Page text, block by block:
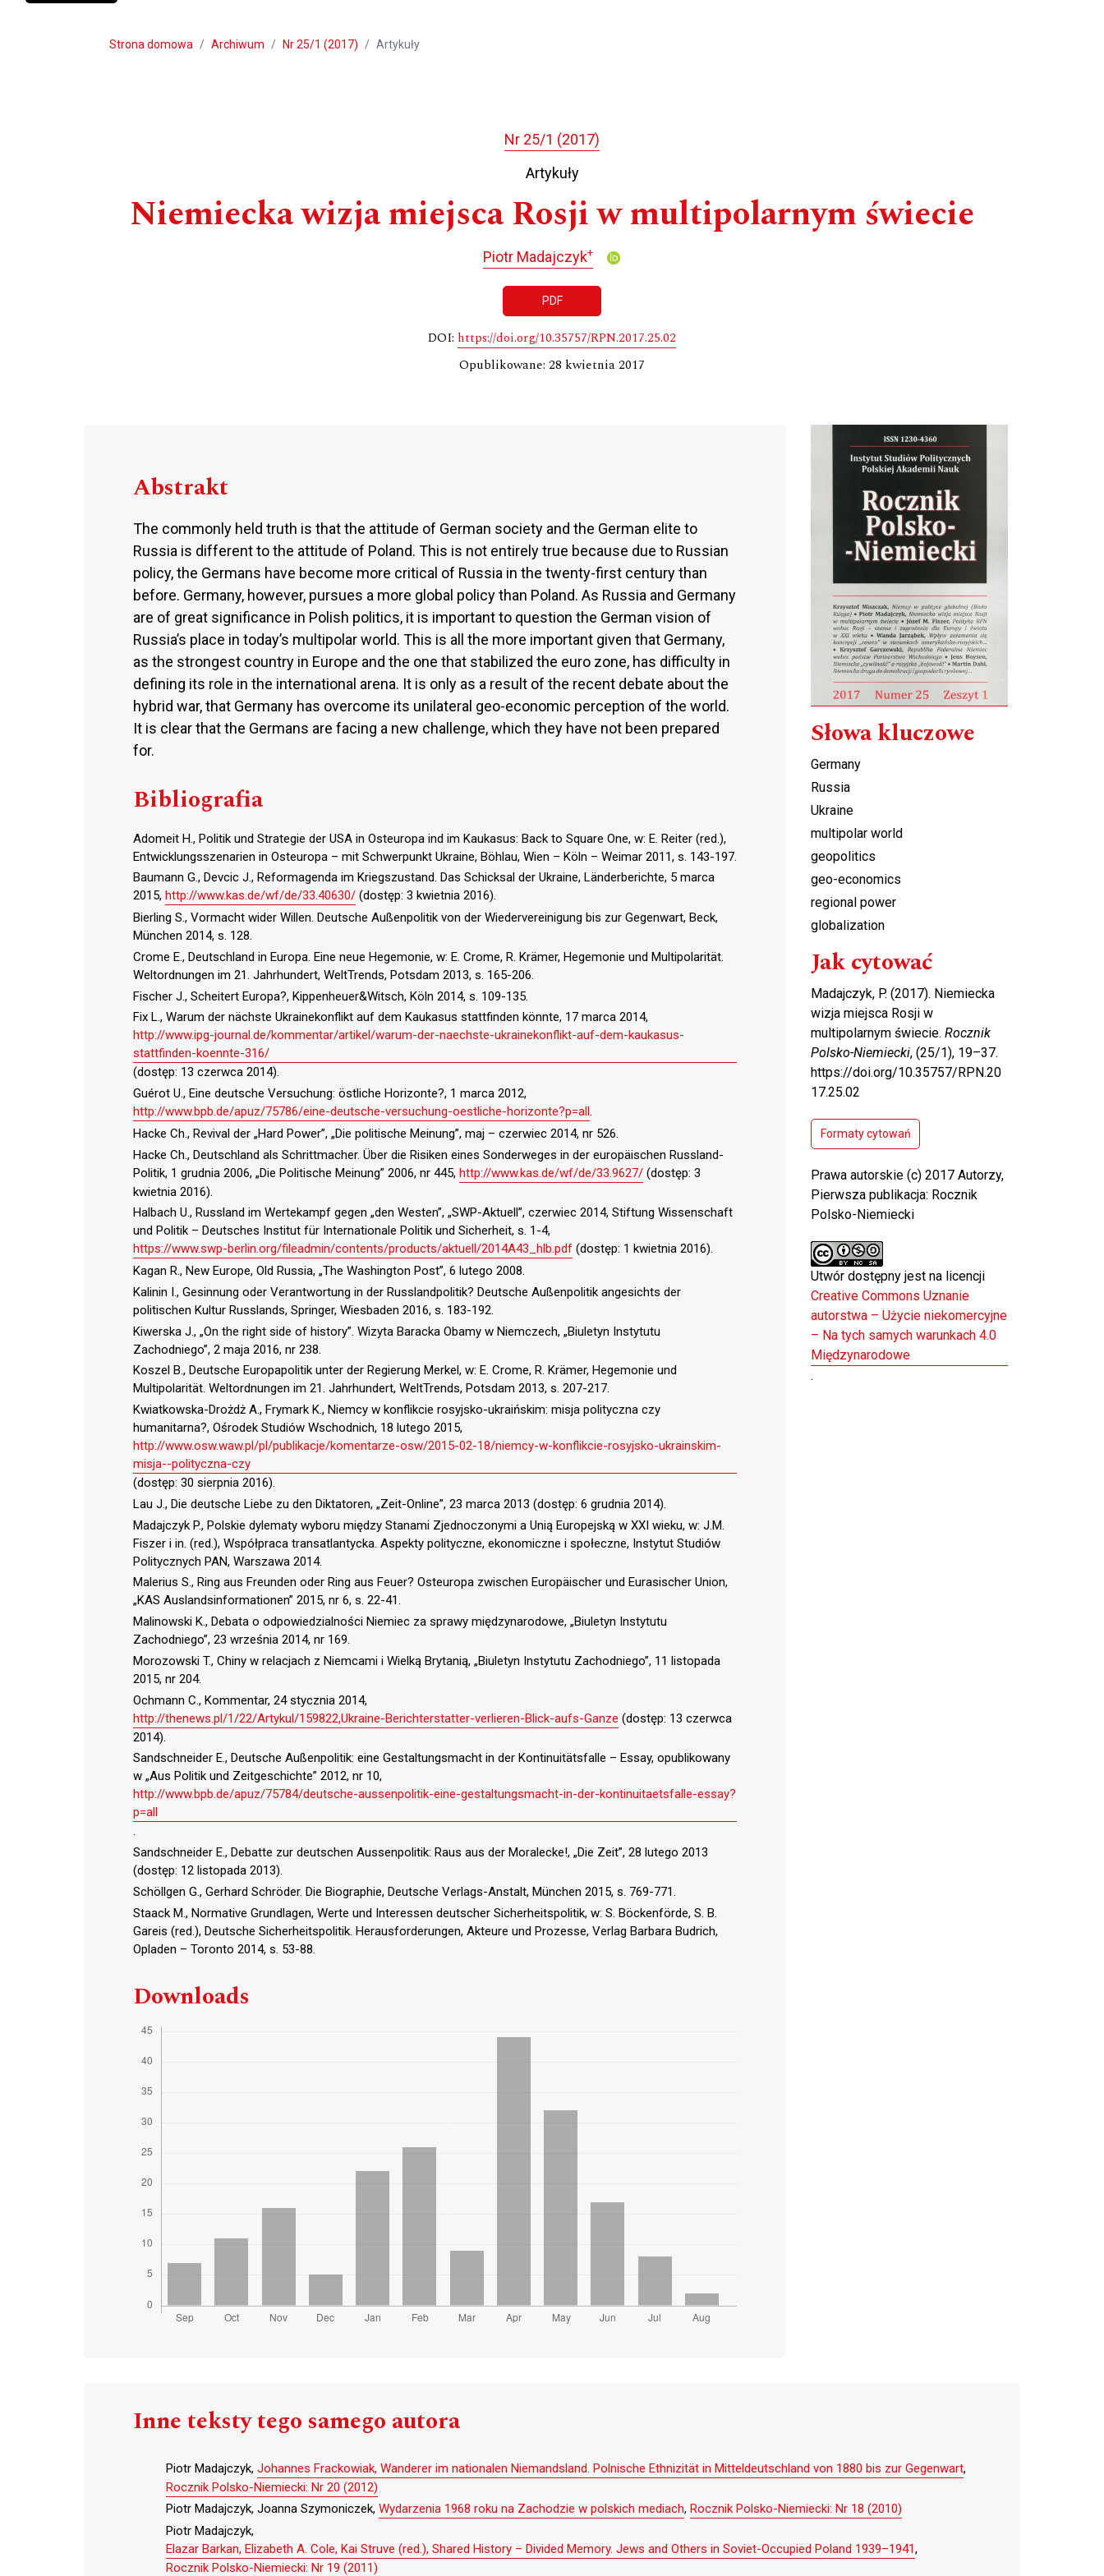
Strona domowa Archiwum Nr 25/1 (2017) Artykuły
Nr 25/1 (2017)
Artykuły
Niemiecka wizja miejsca Rosji w multipolarnym świecie
Piotr Madajczyk+
PDF
DOI: https://doi.org/10.35757/RPN.2017.25.02
Opublikowane: 28 kwietnia 2017
Abstrakt
The commonly held truth is that the attitude of German society and the German elite to
Russia is different to the attitude of Poland. This is not entirely true because due to Russian
policy, the Germans have become more critical of Russia in the twenty-first century than
before. Germany, however, pursues a more global policy than Poland. As Russia and Germany
are of great significance in Polish politics, it is important to question the German vision of
Russia’s place in today’s multipolar world. This is all the more important given that Germany,
as the strongest country in Europe and the one that stabilized the euro zone, has difficulty in
defining its role in the international arena. It is only as a result of the recent debate about the
hybrid war, that Germany has overcome its unilateral geo-economic perception of the world.
It is clear that the Germans are facing a new challenge, which they have not been prepared
for.
Bibliografia
Adomeit H., Politik und Strategie der USA in Osteuropa ind im Kaukasus: Back to Square One, w: E. Reiter (red.),
Entwicklungsszenarien in Osteuropa – mit Schwerpunkt Ukraine, Böhlau, Wien – Köln – Weimar 2011, s. 143-197.
Baumann G., Devcic J., Reformagenda im Kriegszustand. Das Schicksal der Ukraine, Länderberichte, 5 marca
2015, http://www.kas.de/wf/de/33.40630/ (dostęp: 3 kwietnia 2016).
Bierling S., Vormacht wider Willen. Deutsche Außenpolitik von der Wiedervereinigung bis zur Gegenwart, Beck,
München 2014, s. 128.
Crome E., Deutschland in Europa. Eine neue Hegemonie, w: E. Crome, R. Krämer, Hegemonie und Multipolarität.
Weltordnungen im 21. Jahrhundert, WeltTrends, Potsdam 2013, s. 165-206.
Fischer J., Scheitert Europa?, Kippenheuer&Witsch, Köln 2014, s. 109-135.
Fix L., Warum der nächste Ukrainekonflikt auf dem Kaukasus stattfinden könnte, 17 marca 2014,
http://www.ipg-journal.de/kommentar/artikel/warum-der-naechste-ukrainekonflikt-auf-dem-kaukasus-
stattfinden-koennte-316/
(dostęp: 13 czerwca 2014).
Guérot U., Eine deutsche Versuchung: östliche Horizonte?, 1 marca 2012,
http://www.bpb.de/apuz/75786/eine-deutsche-versuchung-oestliche-horizonte?p=all.
Hacke Ch., Revival der „Hard Power”, „Die politische Meinung”, maj – czerwiec 2014, nr 526.
Hacke Ch., Deutschland als Schrittmacher. Über die Risiken eines Sonderweges in der europäischen Russland-
Politik, 1 grudnia 2006, „Die Politische Meinung” 2006, nr 445, http://www.kas.de/wf/de/33.9627/ (dostęp: 3
kwietnia 2016).
Halbach U., Russland im Wertekampf gegen „den Westen”, „SWP-Aktuell”, czerwiec 2014, Stiftung Wissenschaft
und Politik – Deutsches Institut für Internationale Politik und Sicherheit, s. 1-4,
https://www.swp-berlin.org/fileadmin/contents/products/aktuell/2014A43_hlb.pdf (dostęp: 1 kwietnia 2016).
Kagan R., New Europe, Old Russia, „The Washington Post”, 6 lutego 2008.
Kalinin I., Gesinnung oder Verantwortung in der Russlandpolitik? Deutsche Außenpolitik angesichts der
politischen Kultur Russlands, Springer, Wiesbaden 2016, s. 183-192.
Kiwerska J., „On the right side of history”. Wizyta Baracka Obamy w Niemczech, „Biuletyn Instytutu
Zachodniego”, 2 maja 2016, nr 238.
Koszel B., Deutsche Europapolitik unter der Regierung Merkel, w: E. Crome, R. Krämer, Hegemonie und
Multipolarität. Weltordnungen im 21. Jahrhundert, WeltTrends, Potsdam 2013, s. 207-217.
Kwiatkowska-Drożdż A., Frymark K., Niemcy w konflikcie rosyjsko-ukraińskim: misja polityczna czy
humanitarna?, Ośrodek Studiów Wschodnich, 18 lutego 2015,
http://www.osw.waw.pl/pl/publikacje/komentarze-osw/2015-02-18/niemcy-w-konflikcie-rosyjsko-ukrainskim-
misja--polityczna-czy
(dostęp: 30 sierpnia 2016).
Lau J., Die deutsche Liebe zu den Diktatoren, „Zeit-Online”, 23 marca 2013 (dostęp: 6 grudnia 2014).
Madajczyk P., Polskie dylematy wyboru między Stanami Zjednoczonymi a Unią Europejską w XXI wieku, w: J.M.
Fiszer i in. (red.), Współpraca transatlantycka. Aspekty polityczne, ekonomiczne i społeczne, Instytut Studiów
Politycznych PAN, Warszawa 2014.
Malerius S., Ring aus Freunden oder Ring aus Feuer? Osteuropa zwischen Europäischer und Eurasischer Union,
„KAS Auslandsinformationen” 2015, nr 6, s. 22-41.
Malinowski K., Debata o odpowiedzialności Niemiec za sprawy międzynarodowe, „Biuletyn Instytutu
Zachodniego”, 23 września 2014, nr 169.
Morozowski T., Chiny w relacjach z Niemcami i Wielką Brytanią, „Biuletyn Instytutu Zachodniego”, 11 listopada
2015, nr 204.
Ochmann C., Kommentar, 24 stycznia 2014,
http://thenews.pl/1/22/Artykul/159822,Ukraine-Berichterstatter-verlieren-Blick-aufs-Ganze (dostęp: 13 czerwca
2014).
Sandschneider E., Deutsche Außenpolitik: eine Gestaltungsmacht in der Kontinuitätsfalle – Essay, opublikowany
w „Aus Politik und Zeitgeschichte” 2012, nr 10,
http://www.bpb.de/apuz/75784/deutsche-aussenpolitik-eine-gestaltungsmacht-in-der-kontinuitaetsfalle-essay?
p=all
.
Sandschneider E., Debatte zur deutschen Aussenpolitik: Raus aus der Moralecke!, „Die Zeit”, 28 lutego 2013
(dostęp: 12 listopada 2013).
Schöllgen G., Gerhard Schröder. Die Biographie, Deutsche Verlags-Anstalt, München 2015, s. 769-771.
Staack M., Normative Grundlagen, Werte und Interessen deutscher Sicherheitspolitik, w: S. Böckenförde, S. B.
Gareis (red.), Deutsche Sicherheitspolitik. Herausforderungen, Akteure und Prozesse, Verlag Barbara Budrich,
Opladen – Toronto 2014, s. 53-88.
Downloads
Cover image
Słowa kluczowe
Germany
Russia
Ukraine
multipolar world
geopolitics
geo-economics
regional power
globalization
Jak cytować
Madajczyk, P. (2017). Niemiecka
wizja miejsca Rosji w
multipolarnym świecie. Rocznik
Polsko-Niemiecki, (25/1), 19–37.
https://doi.org/10.35757/RPN.20
17.25.02
Formaty cytowań
Prawa autorskie (c) 2017 Autorzy,
Pierwsza publikacja: Rocznik
Polsko-Niemiecki
Utwór dostępny jest na licencji
Creative Commons Uznanie
autorstwa – Użycie niekomercyjne
– Na tych samych warunkach 4.0
Międzynarodowe
.
Inne teksty tego samego autora
Piotr Madajczyk, Johannes Frackowiak, Wanderer im nationalen Niemandsland. Polnische Ethnizität in Mitteldeutschland von 1880 bis zur Gegenwart,
Rocznik Polsko-Niemiecki: Nr 20 (2012)
Piotr Madajczyk, Joanna Szymoniczek, Wydarzenia 1968 roku na Zachodzie w polskich mediach, Rocznik Polsko-Niemiecki: Nr 18 (2010)
Piotr Madajczyk,
Elazar Barkan, Elizabeth A. Cole, Kai Struve (red.), Shared History – Divided Memory. Jews and Others in Soviet-Occupied Poland 1939–1941,
Rocznik Polsko-Niemiecki: Nr 19 (2011)